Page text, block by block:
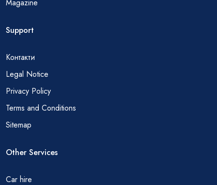
Magazine
Support
Контакти
Legal Notice
Privacy Policy
Terms and Conditions
Sitemap
Other Services
Car hire